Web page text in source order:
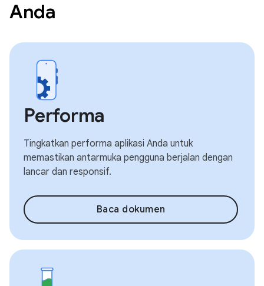
Anda
Performa
Tingkatkan performa aplikasi Anda untuk
memastikan antarmuka pengguna berjalan dengan
lancar dan responsif.
Baca dokumen